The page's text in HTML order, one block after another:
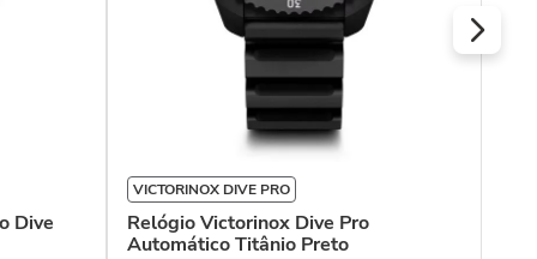
Dive
VICTORINOX DIVE PRO
Relógio Victorinox Dive Pro
Automático Titânio Preto